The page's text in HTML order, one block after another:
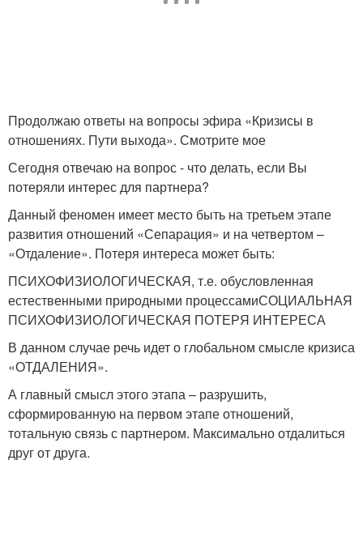
Продолжаю ответы на вопросы эфира «Кризисы в
отношениях. Пути выхода». Смотрите мое
Сегодня отвечаю на вопрос - что делать, если Вы
потеряли интерес для партнера?
Данный феномен имеет место быть на третьем этапе
развития отношений «Сепарация» и на четвертом –
«Отдаление». Потеря интереса может быть:
ПСИХОФИЗИОЛОГИЧЕСКАЯ, т.е. обусловленная
естественными природными процессамиСОЦИАЛЬНАЯ
ПСИХОФИЗИОЛОГИЧЕСКАЯ ПОТЕРЯ ИНТЕРЕСА
В данном случае речь идет о глобальном смысле кризиса
«ОТДАЛЕНИЯ».
А главный смысл этого этапа – разрушить,
сформированную на первом этапе отношений,
тотальную связь с партнером. Максимально отдалиться
друг от друга.